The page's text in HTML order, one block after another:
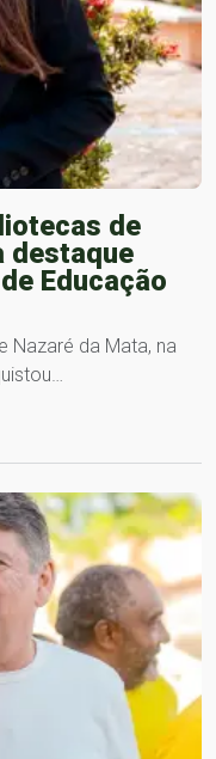
de
destaque
Educação
Nazaré da Mata, na